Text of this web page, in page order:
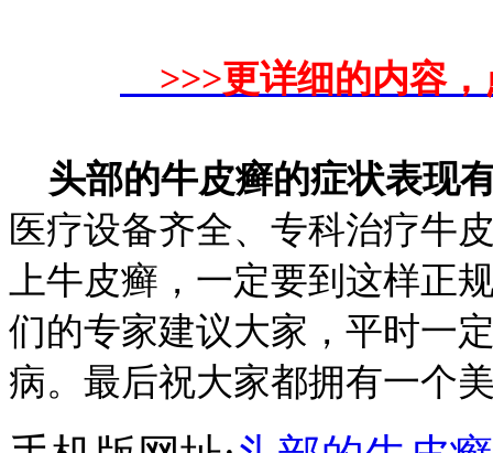
>>>更详细的内容，
头部的牛皮癣的症状表现
医疗设备齐全、专科治疗牛
上牛皮癣，一定要到这样正
们的专家建议大家，平时一
病。最后祝大家都拥有一个